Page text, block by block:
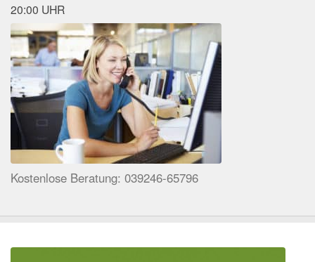
20:00 UHR
Kostenlose Beratung: 039246-65796